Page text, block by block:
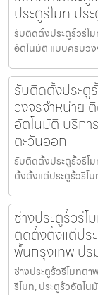
ประตูรีโมท ปร
รับติดตั้งประตูรั้วรีโ
อัตโนมัติ แบบครบว
รับติดตั้งประตู
วงจรจำหน่าย
อัตโนมัติ บริก
ตะวันออก
รับติดตั้งประตูรั้วรีโ
ตั้งตั้งแต่ประตูรั้วรีโ
ช่างประตูรั้วรี
ติดตั้งตั้งแต่ปร
พื้นกรุงเทพ ป
ช่างประตูรั้วรีโมทต
รีโมท, ประตูรั้วอัตโ